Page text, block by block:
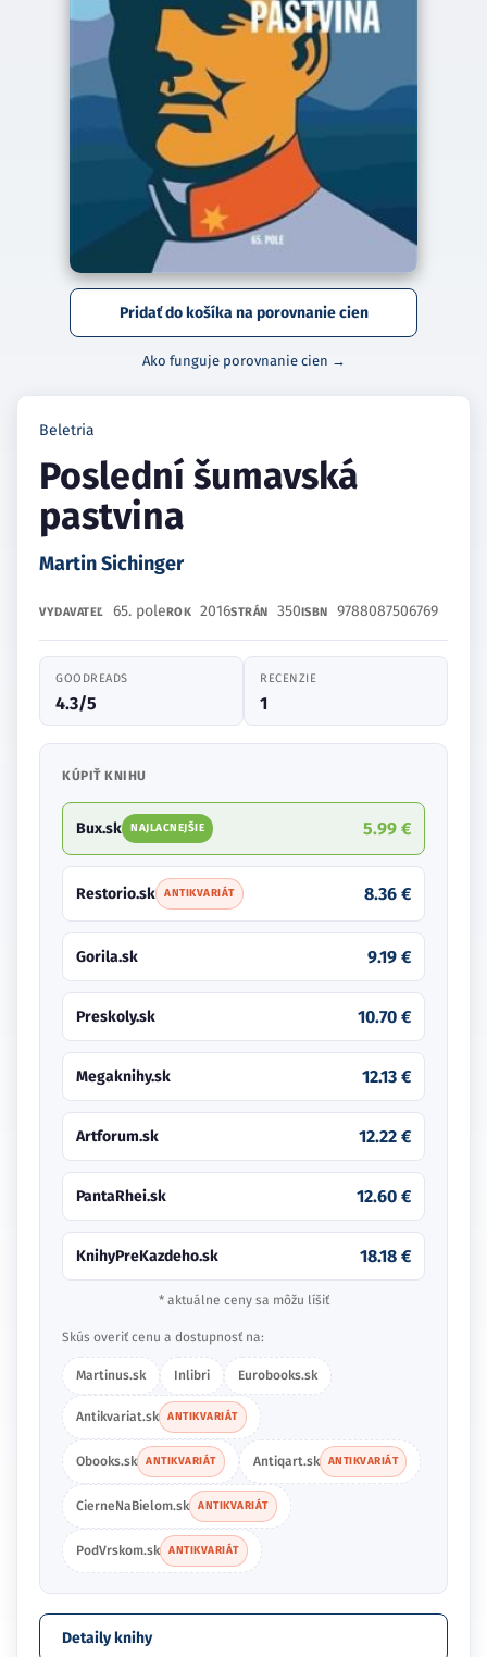
Pridať do košíka na porovnanie cien
Ako funguje porovnanie cien →
Beletria
Poslední šumavská
pastvina
Martin Sichinger
VYDAVATEĽ 65. poleROK 2016STRÁN 350ISBN 9788087506769
GOODREADS
4.3/5
RECENZIE
1
KÚPIŤ KNIHU
Bux.sk NAJLACNEJŠIE 5.99 €
Restorio.sk ANTIKVARIÁT 8.36 €
Gorila.sk 9.19 €
Preskoly.sk 10.70 €
Megaknihy.sk 12.13 €
Artforum.sk 12.22 €
PantaRhei.sk 12.60 €
KnihyPreKazdeho.sk 18.18 €
* aktuálne ceny sa môžu líšiť
Skús overiť cenu a dostupnosť na:
Martinus.sk Inlibri Eurobooks.sk
Antikvariat.sk ANTIKVARIÁT
Obooks.sk ANTIKVARIÁT Antiqart.sk ANTIKVARIÁT
CierneNaBielom.sk ANTIKVARIÁT
PodVrskom.sk ANTIKVARIÁT
Detaily knihy